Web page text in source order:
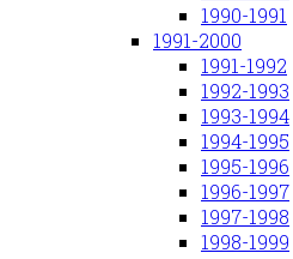
1990-1991
1991-2000
1991-1992
1992-1993
1993-1994
1994-1995
1995-1996
1996-1997
1997-1998
1998-1999